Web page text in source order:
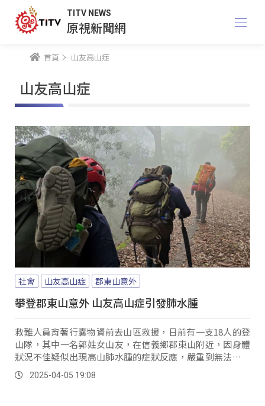
TITV NEWS
原視新聞網
首頁 山友高山症
山友高山症
社會 山友高山症 郡東山意外
攀登郡東山意外 山友高山症引發肺水腫
救難人員背著行囊物資前去山區救援，日前有一支18人的登
山隊，其中一名郭姓女山友，在信義鄉郡東山附近，因身體
狀況不佳疑似出現高山肺水腫的症狀反應，嚴重到無法正常
行動，南投縣消防局獲報後，立即出動地面部隊救援；但事
發地點深遠，因此也同步申請直升機協助支援，在4日天氣好
2025-04-05 19:08